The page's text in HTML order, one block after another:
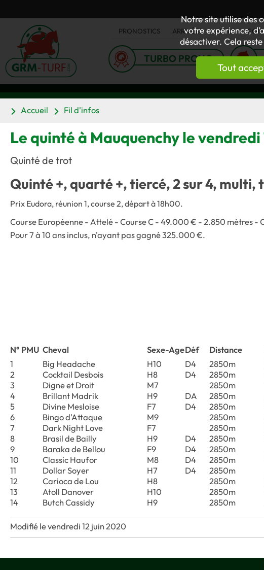
Notre site utilise des
votre expérience,
désactiver. Cela
Tout
PRONOSTICS ARRIVÉES ACTUS
TURBO PRONO
Accueil Fil d'infos
Le quinté à Mauquenchy le vendredi
Quinté de trot
Quinté +, quarté +, tiercé, 2 sur 4, multi,
Prix Eudora, réunion 1, course 2, départ à 18h00.
Course Européenne - Attelé - Course C - 49.000 € - 2.850 mètres -
Pour 7 à 10 ans inclus, n'ayant pas gagné 325.000 €.
N° PMU Cheval Sexe-AgeDéf Distance
1
Big Headache H10 D4 2850m
2
Cocktail Desbois H8 D4 2850m
3
Digne et Droit M7 2850m
4
Brillant Madrik H9 DA 2850m
5
Divine Mesloise F7 D4 2850m
6
Bingo d'Attaque M9 2850m
7
Dark Night Love F7 2850m
8
Brasil de Bailly H9 D4 2850m
9
Baraka de Bellou F9 D4 2850m
10
Classic Haufor M8 D4 2850m
11
Dollar Soyer H7 D4 2850m
12
Carioca de Lou H8 2850m
13
Atoll Danover H10 2850m
14
Butch Cassidy H9 2850m
Modifié le vendredi 12 juin 2020